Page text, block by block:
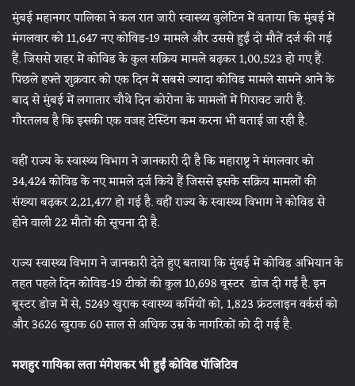
मुंबई महानगर पालिका ने कल रात जारी स्वास्थ्य बुलेटिन में बताया कि मुंबई में
मंगलवार को 11,647 नए कोविड-19 मामले और उससे हुईं दो मौतें दर्ज की गई
हैं. जिससे शहर में कोविड के कुल सक्रिय मामले बढ़कर 1,00,523 हो गए हैं.
पिछले हफ्ते शुक्रवार को एक दिन में सबसे ज्यादा कोविड मामले सामने आने के
बाद से मुंबई में लगातार चौथे दिन कोरोना के मामलों में गिरावट जारी है.
गौरतलब है कि इसकी एक वजह टेस्टिंग कम करना भी बताई जा रही है.
वहीं राज्य के स्वास्थ्य विभाग ने जानकारी दी है कि महाराष्ट्र ने मंगलवार को
34,424 कोविड के नए मामले दर्ज किये हैं जिससे इसके सक्रिय मामलों की
संख्या बढ़कर 2,21,477 हो गई है. वहीं राज्य के स्वास्थ्य विभाग ने कोविड से
होने वाली 22 मौतों की सूचना दी है.
राज्य स्वास्थ्य विभाग ने जानकारी देते हुए बताया कि मुंबई में कोविड अभियान के
तहत पहले दिन कोविड-19 टीकों की कुल 10,698 बूस्टर डोज दी गईं है. इन
बूस्टर डोज में से, 5249 खुराक स्वास्थ्य कर्मियों को, 1,823 फ्रंटलाइन वर्कर्स को
और 3626 खुराक 60 साल से अधिक उम्र के नागरिकों को दी गई है.
मशहुर गायिका लता मंगेशकर भी हुईं कोविड पॉजिटिव